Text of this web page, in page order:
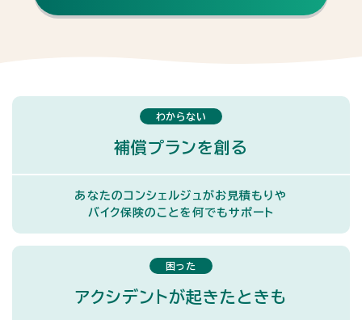
わからない
補償プランを創る
あなたのコンシェルジュがお見積もりや
バイク保険のことを何でもサポート
困った
アクシデントが起きたときも